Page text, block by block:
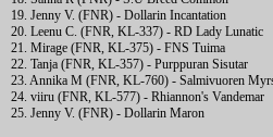
19. Jenny V. (FNR) - Dollarin Incantation
20. Leenu C. (FNR, KL-337) - RD Lady Lunatic
21. Mirage (FNR, KL-375) - FNS Tuima
22. Tanja (FNR, KL-357) - Purppuran Sisutar
23. Annika M (FNR, KL-760) - Salmivuoren
24. viiru (FNR, KL-577) - Rhiannon's Vandemar
25. Jenny V. (FNR) - Dollarin Maron